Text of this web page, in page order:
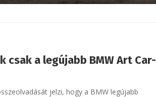
csak a legújabb BMW Art Car-
jelzi, hogy a BMW legújabb